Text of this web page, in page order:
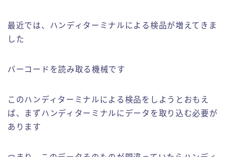
最近では、ハンディターミナルによる検品が増えてきま
した
バーコードを読み取る機械です
このハンディターミナルによる検品をしようとおもえ
ば、まずハンディターミナルにデータを取り込む必要が
あります